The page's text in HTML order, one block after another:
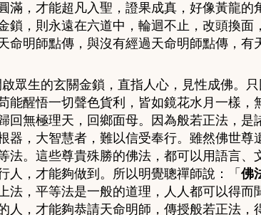
滿，才能超凡入聖，證果成真，好像黃龍的
鎖，則永遠在六道中，輪迴不止，改頭換面
明師點傳，與沒有經過天命明師點傳，有
眾生的玄關金鎖，直指人心，見性成佛。
能醒悟一切聲色貨利，皆如鏡花水月一樣，
回無極理天，回鄉面母。因為般若正法 ，
器，大智慧者，難以信受奉行。雖然佛世尊
法。這些尊貴殊勝的佛法，都可以用語言、
人，才能夠做到。所以明覺聰禪師說：「 佛
法，平等法是一般的道理，人人都可以得而
人，才能夠恭請天命明師，傳授般若正法，